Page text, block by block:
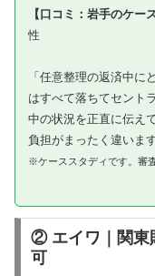
【口コミ：岩手のケー
性
「任意整理の返済中に
はすべて落ちてセント
中の状況を正直に伝え
負担がまったく違います
※ケーススタディです。審
② エイワ｜関東
可